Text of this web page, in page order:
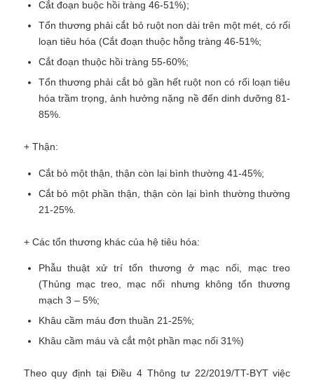
Cắt đoạn buộc hồi tràng 46-51%);
Tổn thương phải cắt bỏ ruột non dài trên một mét, có rối
loạn tiêu hóa (Cắt đoạn thuộc hỗng tràng 46-51%;
Cắt đoạn thuộc hồi tràng 55-60%;
Tổn thương phải cắt bỏ gần hết ruột non có rối loạn tiêu
hóa trầm trọng, ảnh hưởng nặng nề đến dinh dưỡng 81-
85%.
+ Thận:
Cắt bỏ một thận, thận còn lại bình thường 41-45%;
Cắt bỏ một phần thận, thận còn lại bình thường thường
21-25%.
+ Các tổn thương khác của hệ tiêu hóa:
Phẫu thuật xử trí tổn thương ở mạc nối, mạc treo
(Thủng mạc treo, mạc nối nhưng không tổn thương
mạch 3 – 5%;
Khâu cầm máu đơn thuần 21-25%;
Khâu cầm máu và cắt một phần mạc nối 31%)
Theo quy định tại Điều 4 Thông tư 22/2019/TT-BYT việc